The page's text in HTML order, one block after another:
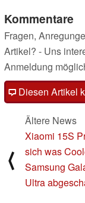
Kommentare
Fragen,
Artikel? - Uns
Anmeldung
Diesen Artikel
⟨
Ältere News
Xiaomi 15S
sich was
Samsung
Ultra